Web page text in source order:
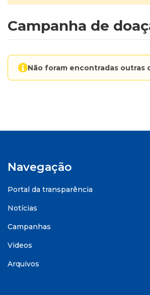
Campanha de
Não foram encontradas outras
Navegação
Portal da transparência
Notícias
Campanhas
Videos
Arquivos